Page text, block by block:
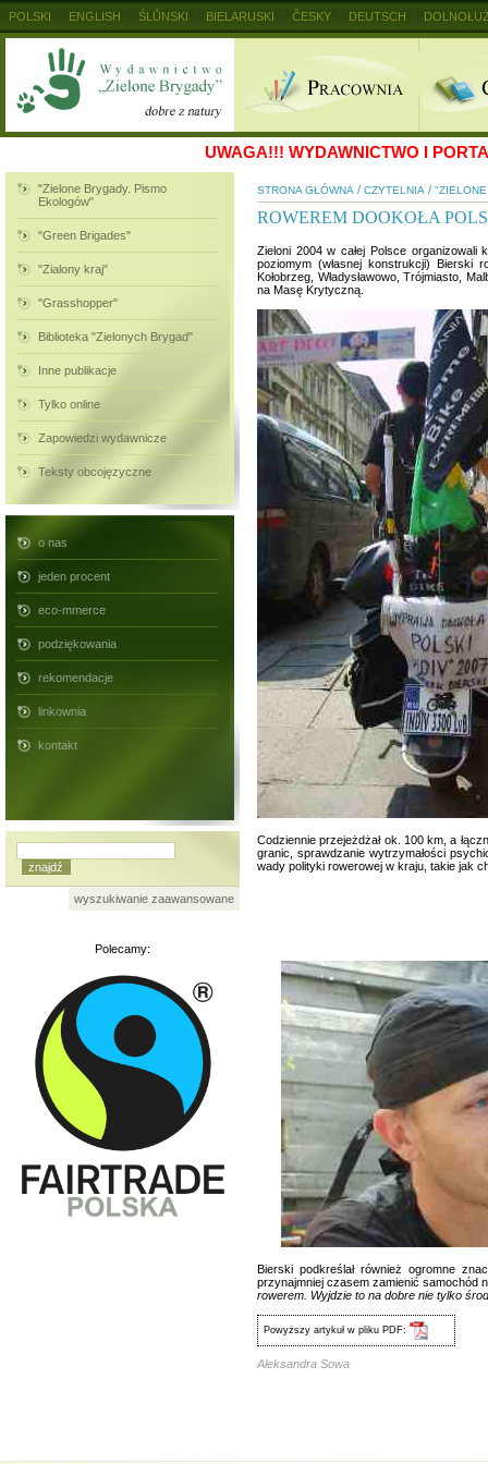
UWAGA!!! WYDAWNICTWO I
"Zielone Brygady. Pismo
Ekologów"
"Green Brigades"
"Zialony kraj"
"Grasshopper"
Biblioteka "Zielonych Brygad"
Inne publikacje
Tylko online
Zapowiedzi wydawnicze
Teksty obcojęzyczne
o nas
jeden procent
eco-mmerce
podziękowania
rekomendacje
linkownia
kontakt
wyszukiwanie zaawansowane
Polecamy:
STRONA GŁÓWNA / CZYTELNIA /
ROWEREM DOOKOŁA
Zieloni 2004 w całej Polsce
poziomym (własnej konstrukcji) Bierski
Kołobrzeg, Władysławowo, Trójmiasto,
na Masę Krytyczną.
Codziennie przejeżdżał ok. 100 km, a
granic, sprawdzanie wytrzymałości
wady polityki rowerowej w kraju, takie jak
Bierski podkreślał również ogromne
przynajmniej czasem zamienić samochód
rowerem. Wyjdzie to na dobre nie tylko
Powyższy artykuł w pliku PDF:
Aleksandra Sowa
POLSKI ENGLISH ŚLŮNSKI BIELARUSKI ČESKY DEUTSCH